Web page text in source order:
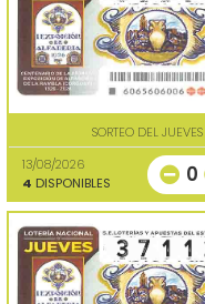
SORTEO DEL JUEVES
13/08/2026
4 DISPONIBLES 0